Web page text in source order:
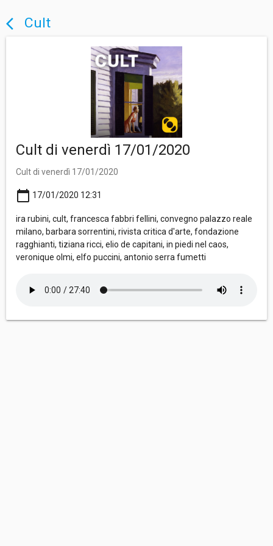
arrow_back_ios Cult
Cult di venerdì 17/01/2020
Cult di venerdì 17/01/2020
calendar_today 17/01/2020 12:31
ira rubini, cult, francesca fabbri fellini, convegno palazzo reale
milano, barbara sorrentini, rivista critica d'arte, fondazione
ragghianti, tiziana ricci, elio de capitani, in piedi nel caos,
veronique olmi, elfo puccini, antonio serra fumetti